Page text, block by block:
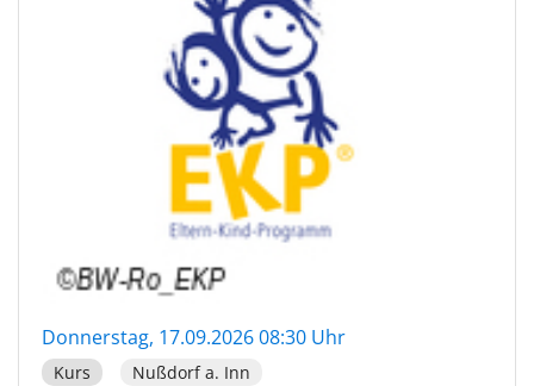
Donnerstag, 17.09.2026 08:30 Uhr
Kurs Nußdorf a. Inn